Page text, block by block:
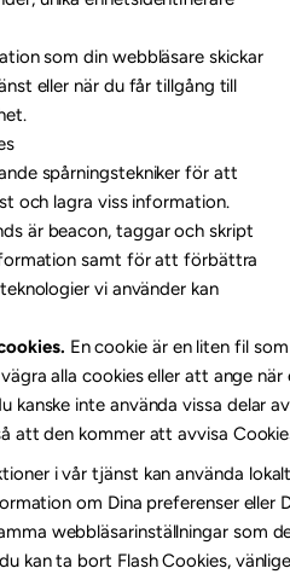
som din webbläsare skickar
eller när du får tillgång till
spårningstekniker för att
och lagra viss information.
är beacon, taggar och skript
samt för att förbättra
vi använder kan
En cookie är en liten fil
alla cookies eller att ange
kanske inte använda vissa delar
att den kommer att avvisa
i vår tjänst kan använda
om Dina preferenser eller
webbläsarinställningar som
kan ta bort Flash Cookies,